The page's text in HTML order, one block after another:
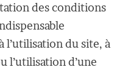
des conditions
l’utilisation du site, à
l’utilisation d’une